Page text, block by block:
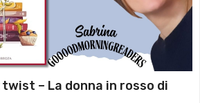
– La donna in rosso di